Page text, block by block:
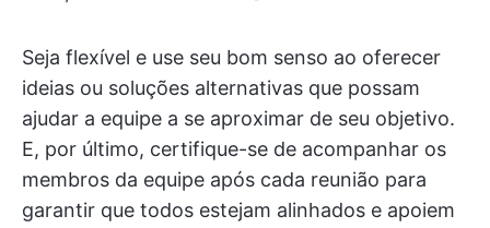
Seja flexível e use seu bom senso ao oferecer
ideias ou soluções alternativas que possam
ajudar a equipe a se aproximar de seu objetivo.
E, por último, certifique-se de acompanhar os
membros da equipe após cada reunião para
garantir que todos estejam alinhados e apoiem